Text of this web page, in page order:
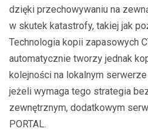
dzięki przechowywaniu na
w skutek katastrofy, takiej jak
Technologia kopii zapasowych
automatycznie tworzy jednak
kolejności na lokalnym serwerze
jeżeli wymaga tego strategia
zewnętrznym, dodatkowym
PORTAL.